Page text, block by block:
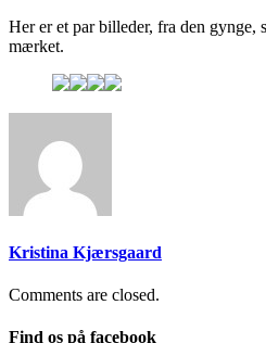
Her er et par billeder, fra den gynge,
mærket.
Kristina Kjærsgaard
Comments are closed.
Find os på facebook